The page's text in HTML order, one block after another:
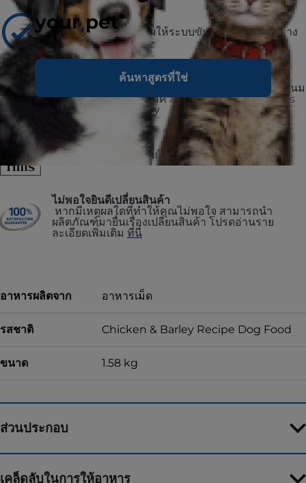
your pet
ค้นหาสูตรที่ใช่
แนะนำสำหรับ
สุนัขโตอายุ 1-6 ปี ช่วยให้ระบบขับถ่ายทำงานได้อย่าง
สมดุล
ไม่แนะนำสำหรับ
ลูกสุนัข สุนัขสูงวัย อายุ 7+ และสุนัขที่ตั้งท้องหรือให้นม
ช่วงตั้งครรภ์หรือให้นมควรเปลี่ยนไปใช้อาหาร Hill’s
Science Diet Puppy
แบรนด์ #1 ที่สัตวแพทย์ในอเมริกาแนะนำ
ไม่พอใจยินดีเปลี่ยนสินค้า
หากมีเหตุผลใดที่ทำให้คุณไม่พอใจ สามารถนำ
ผลิตภัณฑ์มายื่นเรื่องเปลี่ยนสินค้า โปรดอ่านราย
ละเอียดเพิ่มเติม ที่นี่
อาหารผลิตจาก อาหารเม็ด
รสชาติ Chicken & Barley Recipe Dog Food
ขนาด 1.58 kg
ส่วนประกอบ
เคล็ดลับในการให้อาหาร